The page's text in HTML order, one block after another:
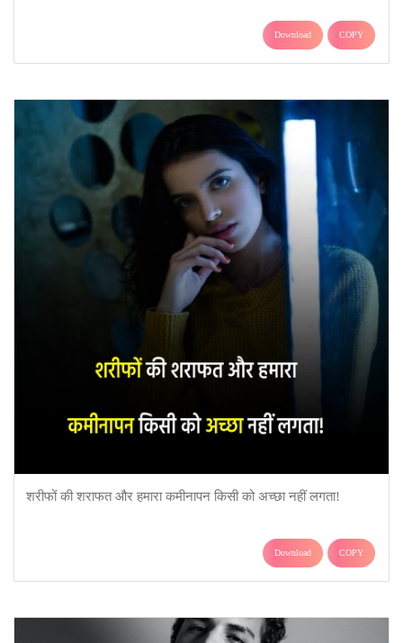
Download COPY
शरीफों की शराफत और हमारा कमीनापन किसी को अच्छा नहीं लगता!
Download COPY